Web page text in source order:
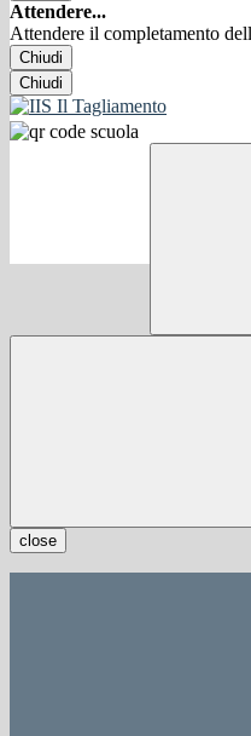
Attendere...
Attendere il completamento
Chiudi
Chiudi
close